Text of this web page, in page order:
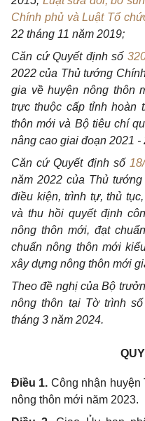
Chính phủ và Luật Tổ
22 tháng 11 năm 2019;
Căn cứ Quyết định số
2022 của Thủ tướng Chí
gia về huyện nông thôn
trực thuộc cấp tỉnh hoàn
thôn mới và Bộ tiêu chí
nâng cao giai đoạn 2021 -
Căn cứ Quyết định số
năm 2022 của Thủ
điều kiện, trình tự, thủ
và thu hồi quyết định
nông thôn mới, đạt
chuẩn nông thôn mới
xây dựng nông thôn mới
Theo đề nghị của Bộ
nông thôn tại Tờ trìnhsố
tháng 3 năm 2024.
Điều 1. Công nhận huyện
nông thôn mới năm 2023.